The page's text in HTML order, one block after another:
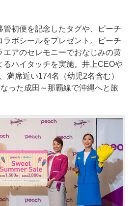
初便を記念したタグや、ピーチ
ラボシールをプレゼント。ピーチ
エアのセレモニーでおなじみの黄
るハイタッチを実施。井上CEOや
満席近い174名（幼児2名含む）
った成田～那覇線で沖縄へと旅